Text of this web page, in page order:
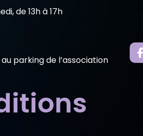
de 13h à 17h
au parking de l’association